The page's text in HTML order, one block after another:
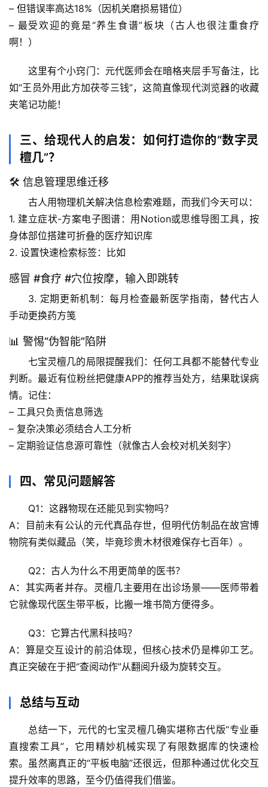
物
人
秘
史
档
宙
天
文
生
学
前
沿
心
理
谣
真
– 但错误率高达18% （因机关磨损易错位）
– 最受欢迎的竟是“养生食谱”板块（古人也很注重食疗
啊！）
这里有个小窍门 ：元代医师会在暗格夹层手写备注，比
如“王员外用此方加茯苓三钱”，这简直像现代浏览器的收藏
夹笔记功能！
三、给现代人的启发：如何打造你的“数字灵
檀几”？
🛠️ 信息管理思维迁移
古人用物理机关解决信息检索难题，而我们今天可以：
1. 建立症状-方案电子图谱 ：用Notion或思维导图工具，按
身体部位搭建可折叠的医疗知识库
2. 设置快速检索标签：比如
感冒 #食疗 #穴位按摩，输入即跳转
3. 定期更新机制 ：每月检查最新医学指南，替代古人
手动更换药方笺
📊 警惕“伪智能”陷阱
七宝灵檀几的局限提醒我们：任何工具都不能替代专业
判断。最近有位粉丝把健康APP的推荐当处方，结果耽误病
情。记住：
– 工具只负责信息筛选
– 复杂决策必须结合人工分析
– 定期验证信息源可靠性（就像古人会校对机关刻字）
四、常见问题解答
Q1：这器物现在还能见到实物吗？
A：目前未有公认的元代真品存世，但明代仿制品在故宫博
物院有类似藏品（笑，毕竟珍贵木材很难保存七百年）。
Q2：古人为什么不用更简单的医书？
A：其实两者并存。灵檀几主要用在出诊场景——医师带着
它就像现代医生带平板，比搬一堆书简方便得多。
Q3：它算古代黑科技吗？
A：算是交互设计的前沿体现，但核心技术仍是榫卯工艺。
真正突破在于把“查阅动作”从翻阅升级为旋转交互。
总结与互动
总结一下，元代的七宝灵檀几确实堪称古代版“专业垂
直搜索工具”，它用精妙机械实现了有限数据库的快速检
索。虽然离真正的“平板电脑”还很远，但那种通过优化交互
提升效率的思路，至今仍值得我们借鉴。